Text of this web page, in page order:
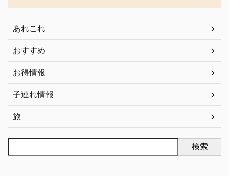
あれこれ
おすすめ
お得情報
子連れ情報
旅
検索